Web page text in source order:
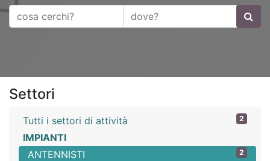
Settori
2
Tutti i settori di attività
IMPIANTI
2
ANTENNISTI